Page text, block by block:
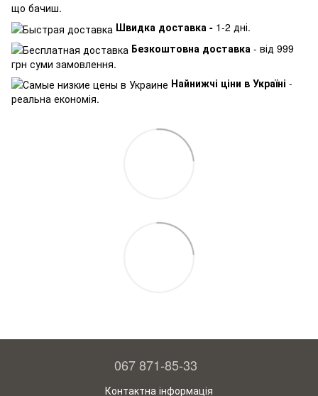
що бачиш.
Швидка доставка - 1-2 дні.
Безкоштовна доставка - від 999
грн суми замовлення.
Найнижчі ціни в Україні -
реальна економія.
067 871-85-33
Контактна інформація